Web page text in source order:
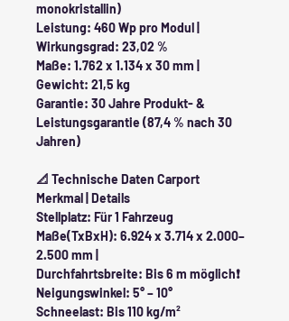
monokristallin)
Leistung: 460 Wp pro Modul |
Wirkungsgrad: 23,02 %
Maße: 1.762 x 1.134 x 30 mm |
Gewicht: 21,5 kg
Garantie: 30 Jahre Produkt- &
Leistungsgarantie (87,4 % nach 30
Jahren)
📐 Technische Daten Carport
Merkmal | Details
Stellplatz: Für 1 Fahrzeug
Maße(TxBxH): 6.924 x 3.714 x 2.000–
2.500 mm |
Durchfahrtsbreite: Bis 6 m möglich❗
Neigungswinkel: 5° – 10°
Schneelast: Bis 110 kg/m²